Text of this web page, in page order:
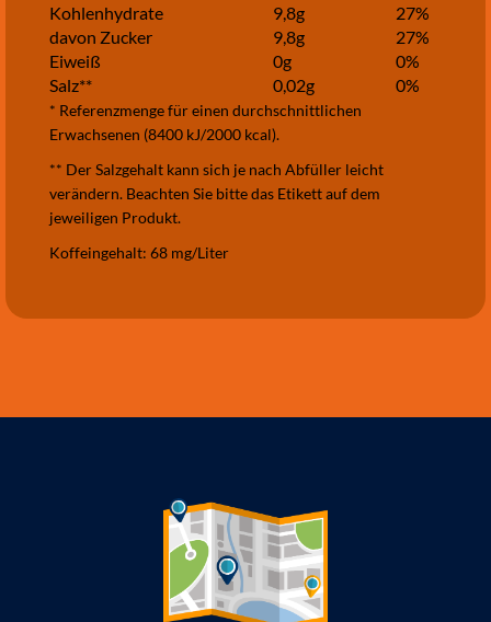
Kohlenhydrate
9,8g
27%
davon Zucker
9,8g
27%
Eiweiß
0g
0%
Salz**
0,02g 0%
* Referenzmenge für einen durchschnittlichen
Erwachsenen (8400 kJ/2000 kcal).
** Der Salzgehalt kann sich je nach Abfüller leicht
verändern. Beachten Sie bitte das Etikett auf dem
jeweiligen Produkt.
Koffeingehalt: 68 mg/Liter